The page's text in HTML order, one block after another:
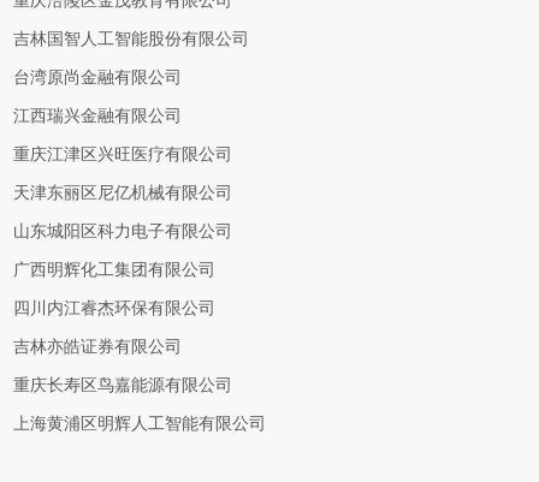
吉林国智人工智能股份有限公司
台湾原尚金融有限公司
江西瑞兴金融有限公司
重庆江津区兴旺医疗有限公司
天津东丽区尼亿机械有限公司
山东城阳区科力电子有限公司
广西明辉化工集团有限公司
四川内江睿杰环保有限公司
吉林亦皓证券有限公司
重庆长寿区鸟嘉能源有限公司
上海黄浦区明辉人工智能有限公司